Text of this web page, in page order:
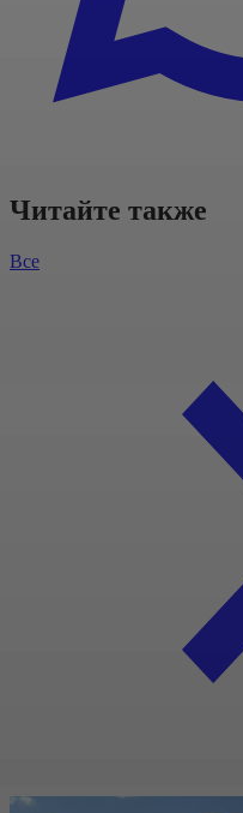
Читайте также
Все